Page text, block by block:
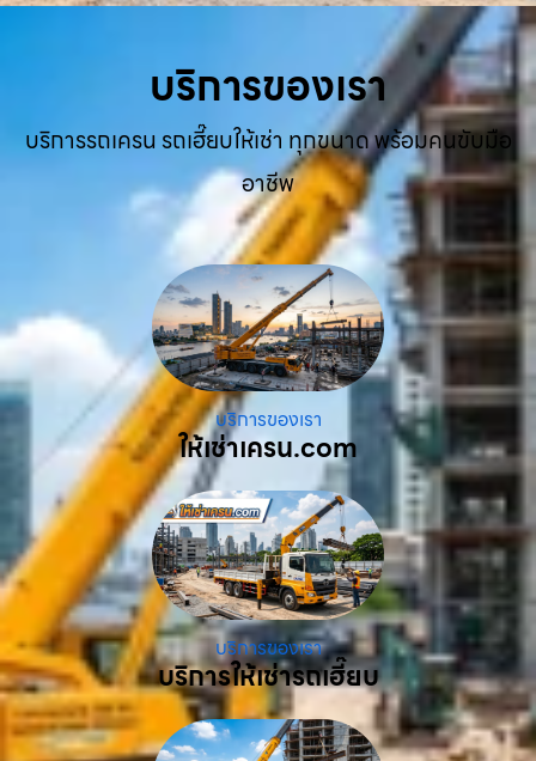
บริการของเรา
บริการรถเครน รถเฮี๊ยบให้เช่า ทุกขนาด พร้อมคนขับมือ
อาชีพ
บริการของเรา
ให้เช่าเครน.com
บริการของเรา
บริการให้เช่ารถเฮี๊ยบ